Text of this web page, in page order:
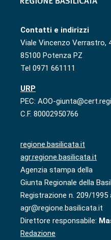
Contatti e indirizzi
Viale Vincenzo Verrastro,
85100 Potenza PZ
Tel 0971 661111
URP
PEC: AOO-
C.F. 80002950766
regione.basilicata.it
agr.regione.basilicata.it
Agenzia stampa della
Giunta Regionale della
Registrazione n. 209/
agr@regione.basilicata.it
Direttore responsabile:
Redazione